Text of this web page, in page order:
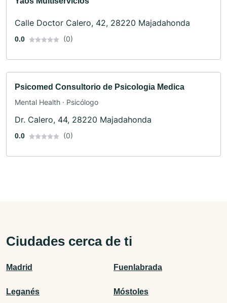
Calle Doctor Calero, 42, 28220 Majadahonda
0.0 (0)
Psicomed Consultorio de Psicologia Medica
Mental Health · Psicólogo
Dr. Calero, 44, 28220 Majadahonda
0.0 (0)
Ciudades cerca de ti
Madrid Fuenlabrada
Leganés Móstoles